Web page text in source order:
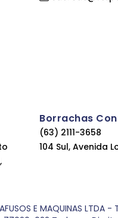
Borrachas
(63) 2111-3658
104 Sul, Avenida
E MAQUINAS